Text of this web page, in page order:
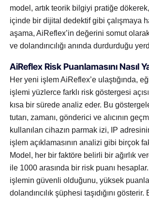
model, artık teorik bilgiyi pratiğe dökerek,
içinde bir dijital dedektif gibi çalışmaya
aşama, AiReflex’in değerini somut
ve dolandırıcılığı anında durdurduğu
AiReflex Risk Puanlamasını Nasıl
Her yeni işlem AiReflex’e ulaştığında,
işlemi yüzlerce farklı risk göstergesi
kısa bir sürede analiz eder. Bu
tutarı, zamanı, gönderici ve alıcının
kullanılan cihazın parmak izi, IP
işlem açıklamasının analizi gibi birçok
Model, her bir faktöre belirli bir ağırlık
ile 1000 arasında bir risk puanı
işlemin güvenli olduğunu, yüksek
dolandırıcılık şüphesi taşıdığını gösterir.